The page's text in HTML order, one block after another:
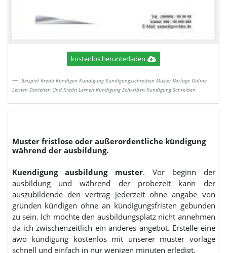
kostenlos herunterladen
Beispiel Kredit Kundigen Kundigung Kundigungsschreiben Muster Vorlage Online
Lernen Darlehen Und Kredit Lernen Kundigung Schreiben Kundigung Schreiben
Muster fristlose oder außerordentliche kündigung
während der ausbildung.
Kuendigung ausbildung muster. Vor beginn der
ausbildung und während der probezeit kann der
auszubildende den vertrag jederzeit ohne angabe von
gründen kündigen ohne an kündigungsfristen gebunden
zu sein. Ich möchte den ausbildungsplatz nicht annehmen
da ich zwischenzeitlich ein anderes angebot. Erstelle eine
awo kündigung kostenlos mit unserer muster vorlage
schnell und einfach in nur wenigen minuten erledigt.